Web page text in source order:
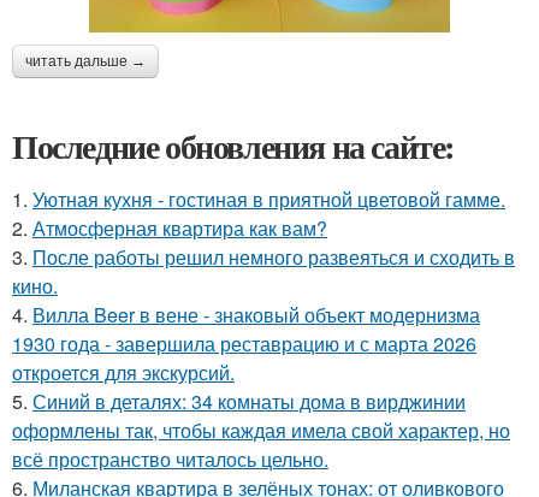
читать дальше →
Последние обновления на сайте:
1. Уютная кухня - гостиная в приятной цветовой гамме.
2. Атмосферная квартира как вам?
3. После работы решил немного развеяться и сходить в
кино.
4. Вилла Beer в вене - знаковый объект модернизма
1930 года - завершила реставрацию и с марта 2026
откроется для экскурсий.
5. Синий в деталях: 34 комнаты дома в вирджинии
оформлены так, чтобы каждая имела свой характер, но
всё пространство читалось цельно.
6. Миланская квартира в зелёных тонах: от оливкового